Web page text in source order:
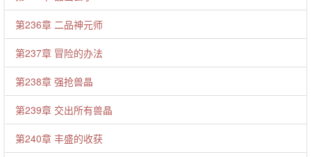
第236章 二品神元师
第237章 冒险的办法
第238章 强抢兽晶
第239章 交出所有兽晶
第240章 丰盛的收获